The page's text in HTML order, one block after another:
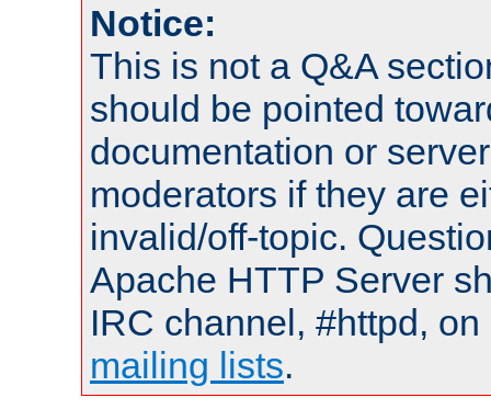
Notice:
This is not a Q&A
should be pointed
documentation or
moderators if they are
invalid/off-topic.
Apache HTTP Server
IRC channel, #httpd,
mailing lists.